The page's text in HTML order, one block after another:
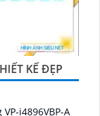
KẾ ĐẸP
i4896VBP-A